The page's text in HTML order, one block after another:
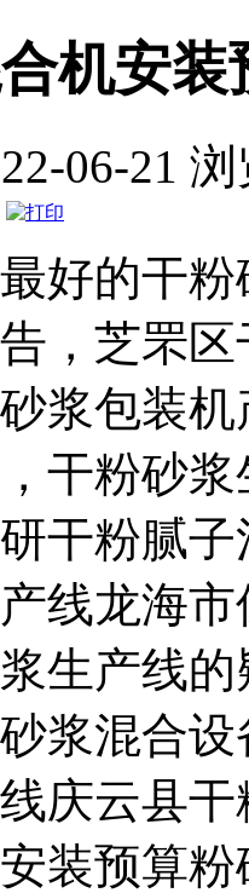
机安装
06-21
的干粉
，芝罘
浆包装
干粉砂
干粉腻
线龙海
生产线
浆混合
庆云县
装预算